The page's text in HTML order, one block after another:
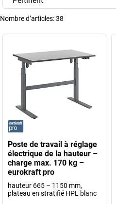
Nombre d’articles:38
Poste de travail à réglage
électrique de la hauteur –
charge max. 170 kg –
eurokraft pro
hauteur 665 – 1150 mm,
plateau en stratifié HPL blanc